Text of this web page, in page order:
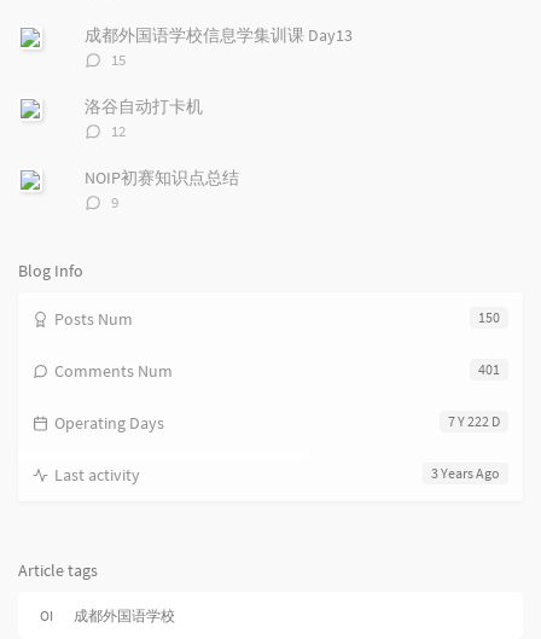
r
t
c
l
s
m
数：
成都外国语学校信息学集训课 Day13
评
数：
15
洛谷自动打卡机
评
数：
12
NOIP初赛知识点总结
评
9
Blog Info
150
Posts Num
401
Comments Num
7 Y 222 D
Operating Days
3 Years Ago
Last activity
Article tags
OI 成都外国语学校